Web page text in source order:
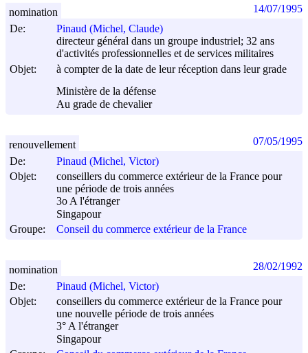
De:
Pinaud (Michel, Claude)
directeur général dans un groupe industriel; 32 ans
d'activités professionnelles et de services militaires
Objet:
à compter de la date de leur réception dans leur grade
Ministère de la défense
Au grade de chevalier
nomination 14/07/1995
De:
Pinaud (Michel, Victor)
Objet:
conseillers du commerce extérieur de la France pour
une période de trois années
3o A l'étranger
Singapour
Groupe:
Conseil du commerce extérieur de la France
renouvellement 07/05/1995
De:
Pinaud (Michel, Victor)
Objet:
conseillers du commerce extérieur de la France pour
une nouvelle période de trois années
3° A l'étranger
Singapour
nomination 28/02/1992